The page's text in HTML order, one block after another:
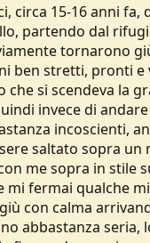
circa 15-16 anni
partendo dal
tornarono
ben stretti, pronti
che si scendeva la
invece di
incoscienti,
saltato sopra un
me sopra in
mi fermai qualche
con calma
abbastanza